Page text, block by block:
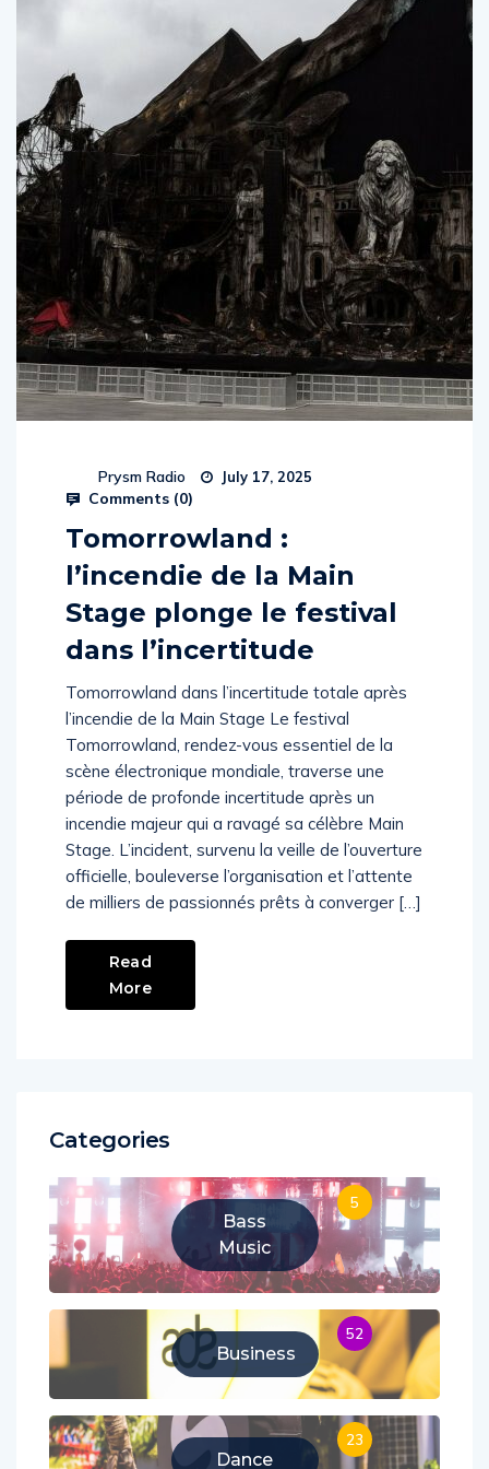
Prysm Radio July 17, 2025
Comments (0)
Tomorrowland :
l’incendie de la Main
Stage plonge le festival
dans l’incertitude
Tomorrowland dans l’incertitude totale après
l’incendie de la Main Stage Le festival
Tomorrowland, rendez-vous essentiel de la
scène électronique mondiale, traverse une
période de profonde incertitude après un
incendie majeur qui a ravagé sa célèbre Main
Stage. L’incident, survenu la veille de l’ouverture
officielle, bouleverse l’organisation et l’attente
de milliers de passionnés prêts à converger […]
Read
More
Categories
Bass
Music
5
Business
52
Dance
23